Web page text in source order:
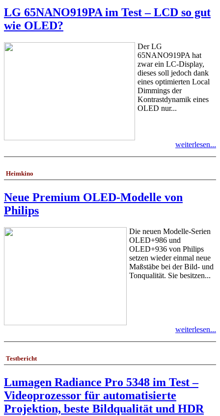
LG 65NANO919PA im Test – LCD so gut
wie OLED?
Der LG
65NANO919PA hat
zwar ein LC-Display,
dieses soll jedoch dank
eines optimierten Local
Dimmings der
Kontrastdynamik eines
OLED nur...
weiterlesen...
Heimkino
Neue Premium OLED-Modelle von
Philips
Die neuen Modelle-Serien
OLED+986 und
OLED+936 von Philips
setzen wieder einmal neue
Maßstäbe bei der Bild- und
Tonqualität. Sie besitzen...
weiterlesen...
Testbericht
Lumagen Radiance Pro 5348 im Test –
Videoprozessor für automatisierte
Projektion, beste Bildqualität und HDR